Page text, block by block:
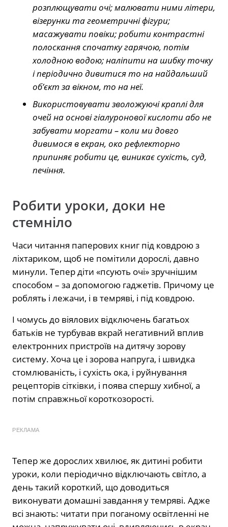
розплющувати очі; малювати ними літери,
візерунки та геометричні фігури;
масажувати повіки; робити контрастні
полоскання спочатку гарячою, потім
холодною водою; наліпити на шибку точку
і періодично дивитися то на найдальший
об’єкт за вікном, то на неї.
Використовувати зволожуючі краплі для
очей на основі гіалуронової кислоти або не
забувати моргати – коли ми довго
дивимося в екран, око рефлекторно
припиняє робити це, виникає сухість, суд,
печіння.
Робити уроки, доки не
стемніло
Часи читання паперових книг під ковдрою з
ліхтариком, щоб не помітили дорослі, давно
минули. Тепер діти «псують очі» зручнішим
способом – за допомогою гаджетів. Причому це
роблять і лежачи, і в темряві, і під ковдрою.
І чомусь до віялових відключень багатьох
батьків не турбував вкрай негативний вплив
електронних пристроїв на дитячу зорову
систему. Хоча це і зорова напруга, і швидка
стомлюваність, і сухість ока, і руйнування
рецепторів сітківки, і поява спершу хибної, а
потім справжньої короткозорості.
РЕКЛАМА
Тепер же дорослих хвилює, як дитині робити
уроки, коли періодично відключають світло, а
день такий короткий, що доводиться
виконувати домашні завдання у темряві. Адже
всі знають: читати при поганому освітленні не